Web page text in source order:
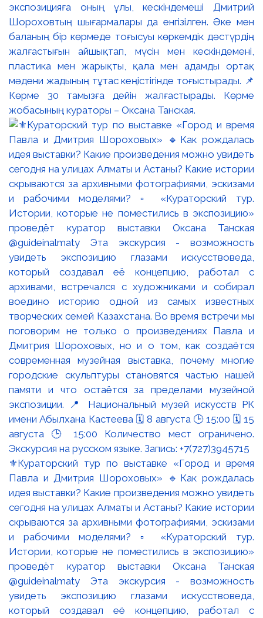
экспозицияға оның ұлы, кескіндемеші Дмитрий
Шороховтың шығармалары да енгізілген. Әке мен
баланың бір көрмеде тоғысуы көркемдік дәстүрдің
жалғастығын айшықтап, мүсін мен кескіндемені,
пластика мен жарықты, қала мен адамды ортақ
мәдени жадының тұтас кеңістігінде тоғыстырады. 📌
Көрме 30 тамызға дейін жалғастырады. Көрме
жобасының кураторы – Оксана Танская.
⚜️Кураторский тур по выставке «Город и время
Павла и Дмитрия Шороховых» 🔹Как рождалась
идея выставки? Какие произведения можно увидеть
сегодня на улицах Алматы и Астаны? Какие истории
скрываются за архивными фотографиями, эскизами
и рабочими моделями? ▫️ «Кураторский тур.
Истории, которые не поместились в экспозицию»
проведёт куратор выставки Оксана Танская
@guideinalmaty Эта экскурсия - возможность
увидеть экспозицию глазами искусствоведа,
который создавал её концепцию, работал с